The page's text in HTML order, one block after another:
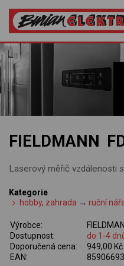
FIELDMANN
Laserový měřič vzdálenosti
Kategorie
hobby, zahrada →ruční
Výrobce:
Dostupnost:
do 1-4
Doporučená cena:
949,00 Kč
EAN: